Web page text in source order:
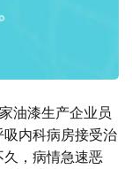
油漆生产企业员
内科病房接受治
，病情急速恶